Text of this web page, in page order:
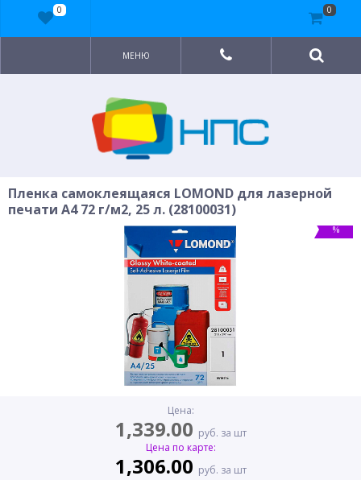
МЕНЮ
Пленка самоклеящаяся LOMOND для лазерной
печати A4 72 г/м2, 25 л. (28100031)
%
Цена:
1,339.00 руб. за шт
Цена по карте:
1,306.00 руб. за шт
0 0